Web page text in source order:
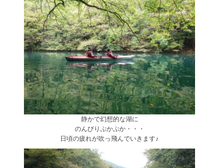
静かで幻想的な湖に
のんびりぷかぷか・・・
日頃の疲れが吹っ飛んでいきます♪